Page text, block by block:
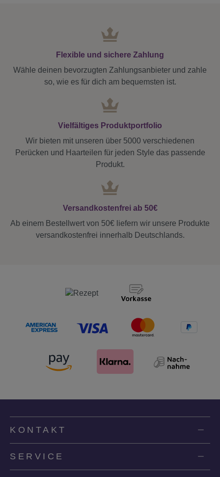
Flexible und sichere Zahlung
Wähle deinen bevorzugten Zahlungsanbieter und zahle
so, wie es für dich am bequemsten ist.
Vielfältiges Produktportfolio
Wir bieten mit unseren über 5000 verschiedenen
Perücken und Haarteilen für jeden Style das passende
Produkt.
Versandkostenfrei ab 50€
Ab einem Bestellwert von 50€ liefern wir unsere Produkte
versandkostenfrei innerhalb Deutschlands.
KONTAKT
SERVICE